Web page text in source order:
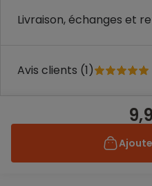
Livraison, échanges et
Avis clients (1)